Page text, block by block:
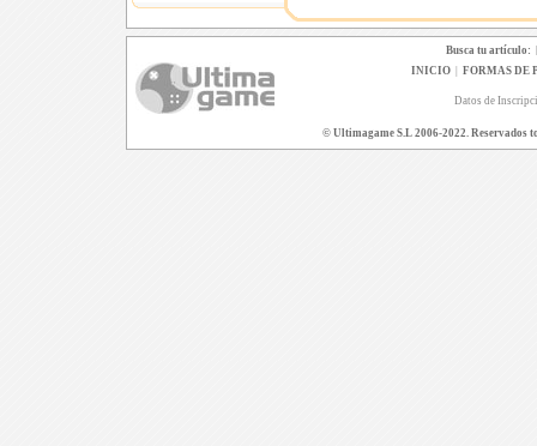
Busca tu artículo:
INICIO| FORMAS DE
Datos de
© Ultimagame S.L 2006-2022. Reservados